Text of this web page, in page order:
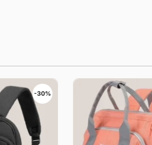
-30%